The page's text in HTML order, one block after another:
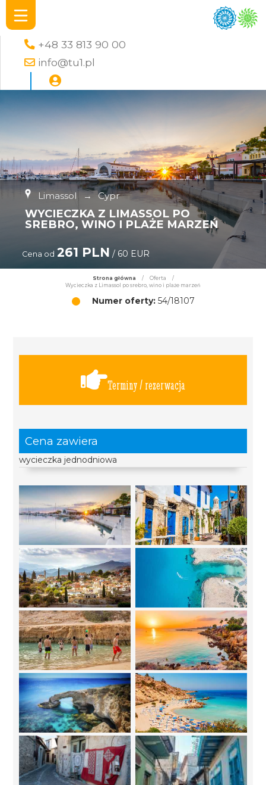
+48 33 813 90 00
info@tu1.pl
Limassol → Cypr
WYCIECZKA Z LIMASSOL PO
SREBRO, WINO I PLAŻE MARZEŃ
Cena od 261 PLN / 60 EUR
Strona główna / Oferta
/
Wycieczka z Limassol po srebro, wino i plaże marzeń
Numer oferty:54/18107
Terminy / rezerwacja
Cena zawiera
wycieczka jednodniowa